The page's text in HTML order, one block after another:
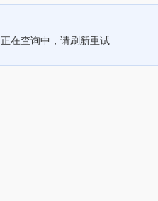
正在查询中，请刷新重试